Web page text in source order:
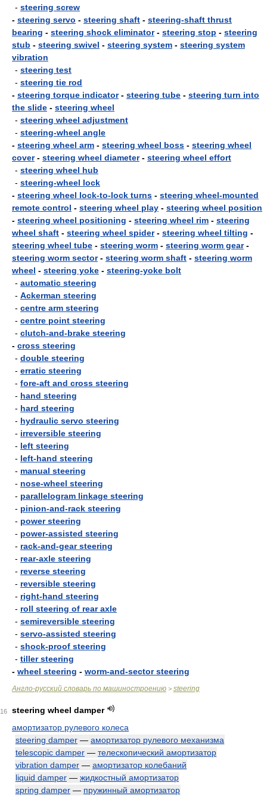
- steering screw
- steering servo - steering shaft - steering-shaft thrust
bearing - steering shock eliminator- steering stop - steering
stub - steering swivel - steering system - steering system
vibration
- steering test
- steering tie rod
- steering torque indicator- steering tube - steering turn into
the slide - steering wheel
- steering wheel adjustment
- steering-wheel angle
- steering wheel arm - steering wheel boss - steering wheel
cover- steering wheel diameter- steering wheel effort
- steering wheel hub
- steering-wheel lock
- steering wheel lock-to-lock turns - steering wheel-mounted
remote control - steering wheel play - steering wheel position
- steering wheel positioning - steering wheel rim - steering
wheel shaft - steering wheel spider- steering wheel tilting -
steering wheel tube - steering worm - steering worm gear-
steering worm sector- steering worm shaft - steering worm
wheel - steering yoke - steering-yoke bolt
- automatic steering
- Ackerman steering
- centre arm steering
- centre point steering
- clutch-and-brake steering
- cross steering
- double steering
- erratic steering
- fore-aft and cross steering
- hand steering
- hard steering
- hydraulic servo steering
- irreversible steering
- left steering
- left-hand steering
- manual steering
- nose-wheel steering
- parallelogram linkage steering
- pinion-and-rack steering
- power steering
- power-assisted steering
- rack-and-gear steering
- rear-axle steering
- reverse steering
- reversible steering
- right-hand steering
- roll steering of rear axle
- semireversible steering
- servo-assisted steering
- shock-proof steering
- tiller steering
- wheel steering - worm-and-sector steering
Англо-русский словарь по машиностроению > steering
16
steering wheel damper
амортизатор рулевого колеса
steering damper — амортизатор рулевого механизма
telescopic damper — телескопический амортизатор
vibration damper — амортизатор колебаний
liquid damper — жидкостный амортизатор
spring damper — пружинный амортизатор